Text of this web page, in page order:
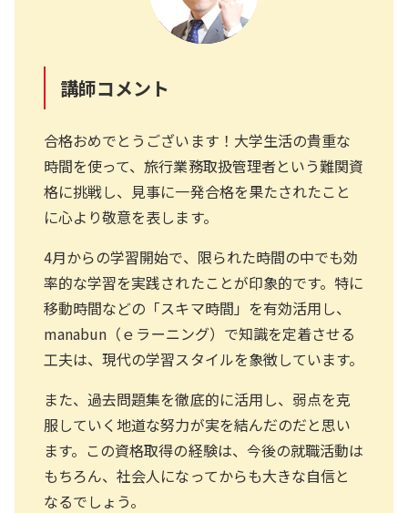
講師コメント
合格おめでとうございます！大学生活の貴重な
時間を使って、旅行業務取扱管理者という難関資
格に挑戦し、見事に一発合格を果たされたこと
に心より敬意を表します。
4月からの学習開始で、限られた時間の中でも効
率的な学習を実践されたことが印象的です。特に
移動時間などの「スキマ時間」を有効活用し、
manabun（ｅラーニング）で知識を定着させる
工夫は、現代の学習スタイルを象徴しています。
また、過去問題集を徹底的に活用し、弱点を克
服していく地道な努力が実を結んだのだと思い
ます。この資格取得の経験は、今後の就職活動は
もちろん、社会人になってからも大きな自信と
なるでしょう。